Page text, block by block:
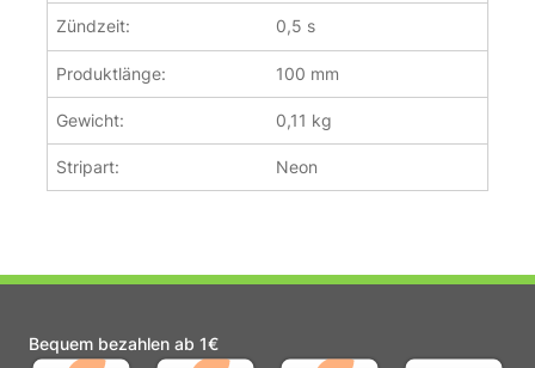
Zündzeit: 0,5 s
Produktlänge: 100 mm
Gewicht: 0,11 kg
Stripart: Neon
Bequem bezahlen ab 1€